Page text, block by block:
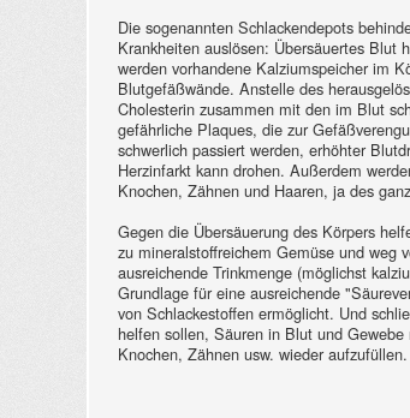
Die sogenannten Schlackendepots
Krankheiten auslösen: Übersäuertes Blut
werden vorhandene Kalziumspeicher im
Blutgefäßwände. Anstelle des
Cholesterin zusammen mit den im Blut
gefährliche Plaques, die zur
schwerlich passiert werden, erhöhter
Herzinfarkt kann drohen. Außerdem
Knochen, Zähnen und Haaren, ja des
Gegen die Übersäuerung des Körpers
zu mineralstoffreichem Gemüse und weg
ausreichende Trinkmenge (möglichst
Grundlage für eine ausreichende
von Schlackestoffen ermöglicht. Und
helfen sollen, Säuren in Blut und
Knochen, Zähnen usw. wieder aufzufüllen.